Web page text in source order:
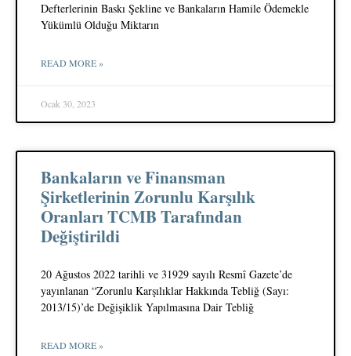
Defterlerinin Baskı Şekline ve Bankaların Hamile Ödemekle
Yükümlü Olduğu Miktarın
READ MORE »
Ocak 30, 2023
Bankaların ve Finansman
Şirketlerinin Zorunlu Karşılık
Oranları TCMB Tarafından
Değiştirildi
20 Ağustos 2022 tarihli ve 31929 sayılı Resmî Gazete’de
yayınlanan “Zorunlu Karşılıklar Hakkında Tebliğ (Sayı:
2013/15)’de Değişiklik Yapılmasına Dair Tebliğ
READ MORE »